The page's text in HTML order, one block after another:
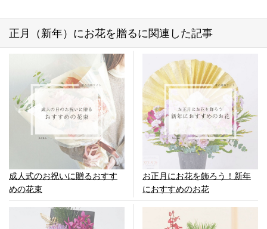
正月（新年）にお花を贈るに関連した記事
成人式のお祝いに贈るおすす
めの花束
お正月にお花を飾ろう！新年
におすすめのお花